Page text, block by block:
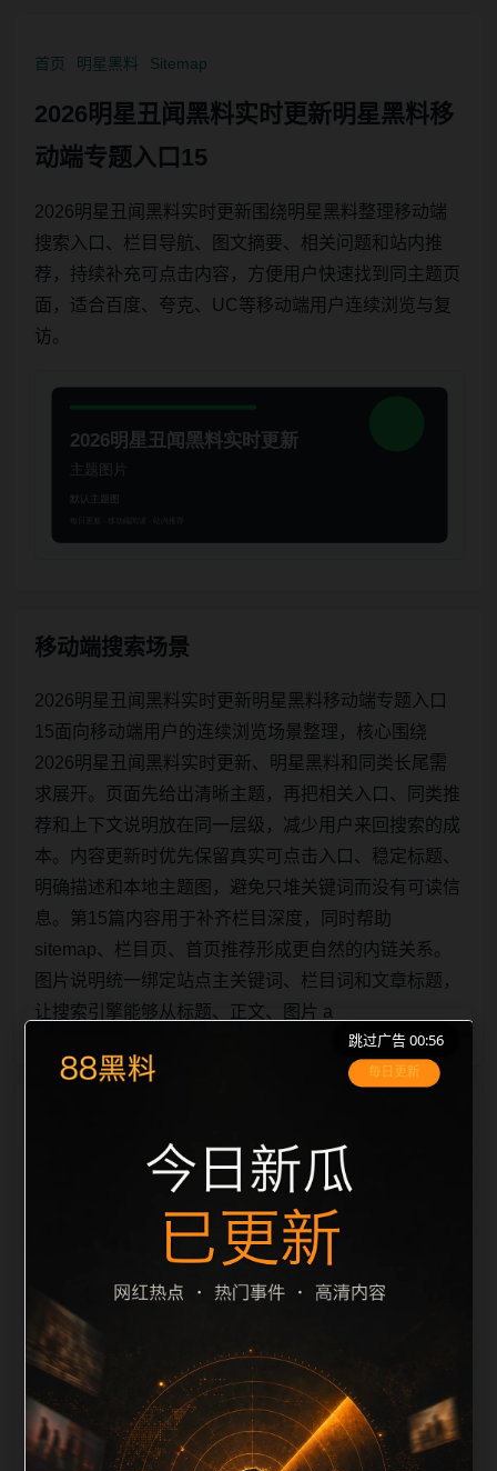
首页 明星黑料 Sitemap
2026明星丑闻黑料实时更新明星黑料移
动端专题入口15
2026明星丑闻黑料实时更新围绕明星黑料整理移动端
搜索入口、栏目导航、图文摘要、相关问题和站内推
荐，持续补充可点击内容，方便用户快速找到同主题页
面，适合百度、夸克、UC等移动端用户连续浏览与复
访。
移动端搜索场景
2026明星丑闻黑料实时更新明星黑料移动端专题入口
15面向移动端用户的连续浏览场景整理，核心围绕
2026明星丑闻黑料实时更新、明星黑料和同类长尾需
求展开。页面先给出清晰主题，再把相关入口、同类推
荐和上下文说明放在同一层级，减少用户来回搜索的成
本。内容更新时优先保留真实可点击入口、稳定标题、
明确描述和本地主题图，避免只堆关键词而没有可读信
息。第15篇内容用于补齐栏目深度，同时帮助
sitemap、栏目页、首页推荐形成更自然的内链关系。
图片说明统一绑定站点主关键词、栏目词和文章标题，
让搜索引擎能够从标题、正文、图片 a
lt、title 之间识别一致主题。后续每日采集时，建议继
续执行远程图片本地化、坏图默认图兜底、标题去重和
description 长度过滤。如果同一主题下有多个相近页
面，应通过不同角度补充事件背景、访问场景、相关问
题或专题入口，降低站群页面之间的重复感。页面底部
保留同类推荐、上一篇下一篇和 sitemap 入口，保证重
要页面点击深度尽量控制在三次以内。正文维护时可按
用户搜索路径补充三类信息：入口是否稳定、同栏目还
有哪些可继续阅读、移动端打开时图片和摘要是否一
致。每次新增内容后同步检查标题、description、
跳过广告 00:56